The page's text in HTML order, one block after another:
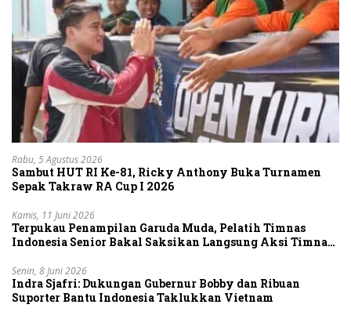
Rabu, 5 Agustus 2026
Sambut HUT RI Ke-81, Ricky Anthony Buka Turnamen
Sepak Takraw RA Cup I 2026
Kamis, 11 Juni 2026
Terpukau Penampilan Garuda Muda, Pelatih Timnas
Indonesia Senior Bakal Saksikan Langsung Aksi Timnas
Senin, 8 Juni 2026
Indra Sjafri: Dukungan Gubernur Bobby dan Ribuan
Suporter Bantu Indonesia Taklukkan Vietnam